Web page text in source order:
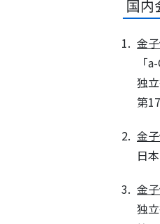
国内
金
「
独
第
金
日
金
独